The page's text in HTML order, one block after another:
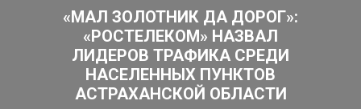
«МАЛ ЗОЛОТНИК ДА ДОРОГ»:
«РОСТЕЛЕКОМ» НАЗВАЛ
ЛИДЕРОВ ТРАФИКА СРЕДИ
НАСЕЛЕННЫХ ПУНКТОВ
АСТРАХАНСКОЙ ОБЛАСТИ